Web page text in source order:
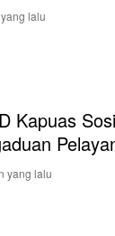
lalu
Kapuas
yang lalu